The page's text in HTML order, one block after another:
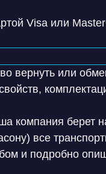
Visa или
вернуть или
компания берет
все
и подробно